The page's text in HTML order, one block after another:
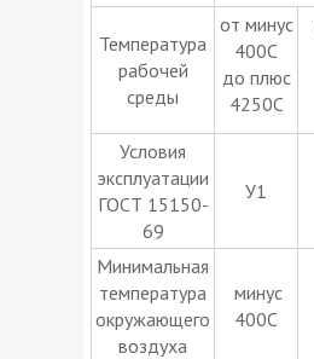
Температура
рабочей
среды
от минус
400С
до плюс
4250С
Условия
эксплуатации
ГОСТ 15150-
69
У1
Минимальная
температура
окружающего
воздуха
минус
400С